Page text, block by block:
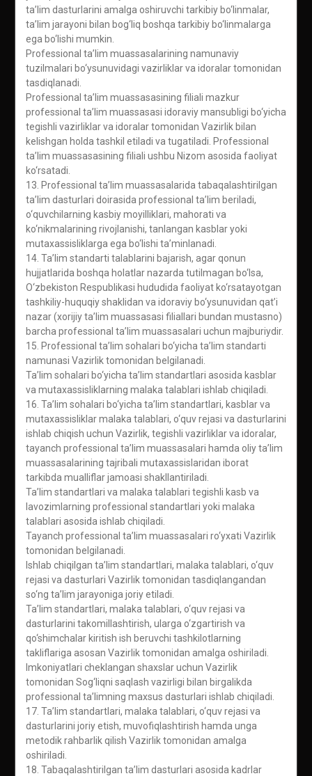
ta’lim dasturlarini amalga oshiruvchi tarkibiy bo‘linmalar,
ta’lim jarayoni bilan bog‘liq boshqa tarkibiy bo‘linmalarga
ega bo‘lishi mumkin.
Professional ta’lim muassasalarining namunaviy
tuzilmalari bo‘ysunuvidagi vazirliklar va idoralar tomonidan
tasdiqlanadi.
Professional ta’lim muassasasining filiali mazkur
professional ta’lim muassasasi idoraviy mansubligi bo‘yicha
tegishli vazirliklar va idoralar tomonidan Vazirlik bilan
kelishgan holda tashkil etiladi va tugatiladi. Professional
ta’lim muassasasining filiali ushbu Nizom asosida faoliyat
ko‘rsatadi.
13. Professional ta’lim muassasalarida tabaqalashtirilgan
ta’lim dasturlari doirasida professional ta’lim beriladi,
o‘quvchilarning kasbiy moyilliklari, mahorati va
ko‘nikmalarining rivojlanishi, tanlangan kasblar yoki
mutaxassisliklarga ega bo‘lishi ta’minlanadi.
14. Ta’lim standarti talablarini bajarish, agar qonun
hujjatlarida boshqa holatlar nazarda tutilmagan bo‘lsa,
O‘zbekiston Respublikasi hududida faoliyat ko‘rsatayotgan
tashkiliy-huquqiy shaklidan va idoraviy bo‘ysunuvidan qat’i
nazar (xorijiy ta’lim muassasasi filiallari bundan mustasno)
barcha professional ta’lim muassasalari uchun majburiydir.
15. Professional ta’lim sohalari bo‘yicha ta’lim standarti
namunasi Vazirlik tomonidan belgilanadi.
Ta’lim sohalari bo‘yicha ta’lim standartlari asosida kasblar
va mutaxassisliklarning malaka talablari ishlab chiqiladi.
16. Ta’lim sohalari bo‘yicha ta’lim standartlari, kasblar va
mutaxassisliklar malaka talablari, o‘quv rejasi va dasturlarini
ishlab chiqish uchun Vazirlik, tegishli vazirliklar va idoralar,
tayanch professional ta’lim muassasalari hamda oliy ta’lim
muassasalarining tajribali mutaxassislaridan iborat
tarkibda mualliflar jamoasi shakllantiriladi.
Ta’lim standartlari va malaka talablari tegishli kasb va
lavozimlarning professional standartlari yoki malaka
talablari asosida ishlab chiqiladi.
Tayanch professional ta’lim muassasalari ro‘yxati Vazirlik
tomonidan belgilanadi.
Ishlab chiqilgan ta’lim standartlari, malaka talablari, o‘quv
rejasi va dasturlari Vazirlik tomonidan tasdiqlangandan
so‘ng ta’lim jarayoniga joriy etiladi.
Ta’lim standartlari, malaka talablari, o‘quv rejasi va
dasturlarini takomillashtirish, ularga o‘zgartirish va
qo‘shimchalar kiritish ish beruvchi tashkilotlarning
takliflariga asosan Vazirlik tomonidan amalga oshiriladi.
Imkoniyatlari cheklangan shaxslar uchun Vazirlik
tomonidan Sog‘liqni saqlash vazirligi bilan birgalikda
professional ta’limning maxsus dasturlari ishlab chiqiladi.
17. Ta’lim standartlari, malaka talablari, o‘quv rejasi va
dasturlarini joriy etish, muvofiqlashtirish hamda unga
metodik rahbarlik qilish Vazirlik tomonidan amalga
oshiriladi.
18. Tabaqalashtirilgan ta’lim dasturlari asosida kadrlar